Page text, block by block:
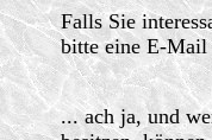
Falls Sie
bitte eine E-
... ach ja, und